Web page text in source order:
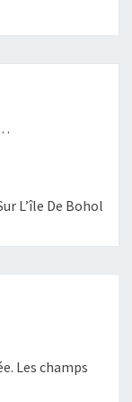
L’île De Bohol
Les champs